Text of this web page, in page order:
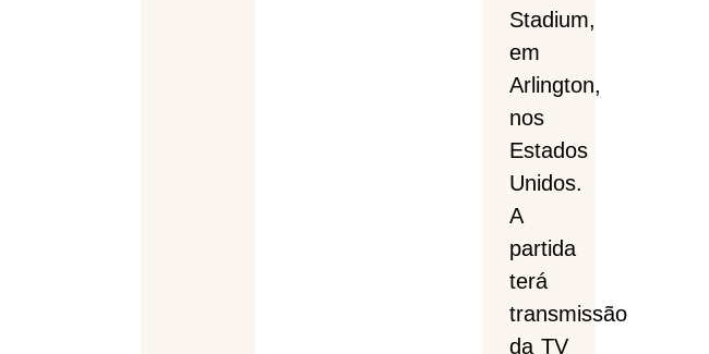
Stadium,
em
Arlington,
nos
Estados
Unidos.
A
partida
terá
transmissão
da TV